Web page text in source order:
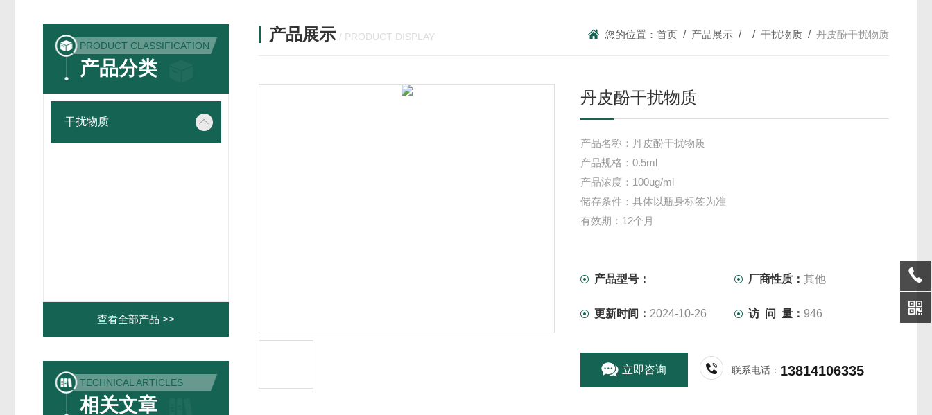
PRODUCT CLASSIFICATION
产品分类
干扰物质
查看全部产品 >>
TECHNICAL ARTICLES
相关文章
产品展示 / PRODUCT DISPLAY 您的位置： 首页 / 产品展示 / / 干扰物质 / 丹皮酚干扰物质
丹皮酚干扰物质
产品名称：丹皮酚干扰物质
产品规格：0.5ml
产品浓度：100ug/ml
储存条件：具体以瓶身标签为准
有效期：12个月
本产品仅供科研实验用，不做其它用途！
产品型号： 厂商性质：其他
更新时间： 2024-10-26 访 问 量： 946
立即咨询 联系电话： 13814106335